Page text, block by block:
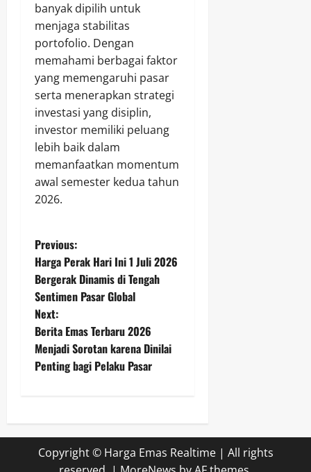
banyak dipilih untuk
menjaga stabilitas
portofolio. Dengan
memahami berbagai faktor
yang memengaruhi pasar
serta menerapkan strategi
investasi yang disiplin,
investor memiliki peluang
lebih baik dalam
memanfaatkan momentum
awal semester kedua tahun
2026.
P
o
s
t
n
v
i
Previous:
Harga Perak Hari Ini 1 Juli 2026
Bergerak Dinamis di Tengah
Sentimen Pasar Global
Next:
Berita Emas Terbaru 2026
Menjadi Sorotan karena Dinilai
Penting bagi Pelaku Pasar
Copyright © Harga Emas Realtime | All rights